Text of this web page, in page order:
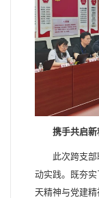
携手共启新
此次跨支
动实践。既夯
天精神与党建